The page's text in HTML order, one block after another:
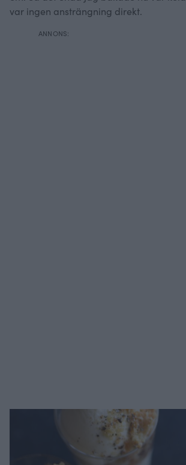
var ingen ansträngning direkt.